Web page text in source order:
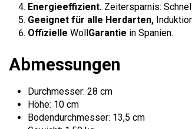
Energieeffizient. Zeitersparnis:
Geeignet für alle Herdarten,
Offizielle WollGarantie in Spanien.
Abmessungen
Durchmesser: 28 cm
Höhe: 10 cm
Bodendurchmesser: 13,5 cm